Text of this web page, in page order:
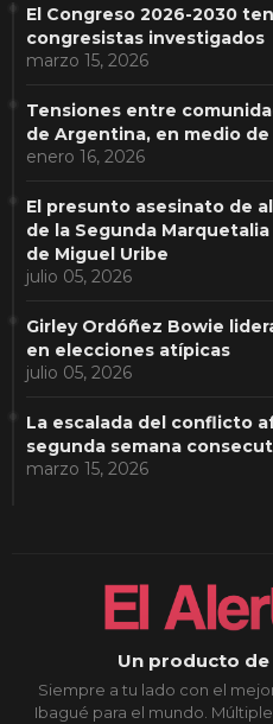
El Congreso 2026-2030
congresistas investigados
marzo 15, 2026
Tensiones entre
de Argentina, en medio
enero 16, 2026
El presunto asesinato de
de la Segunda
de Miguel Uribe
julio 05, 2026
Girley Ordóñez Bowie
en elecciones atípicas
julio 05, 2026
La escalada del conflicto
segunda semana
marzo 15, 2026
Un producto
Siempre a tu lado con el
Ibagué para el mundo.